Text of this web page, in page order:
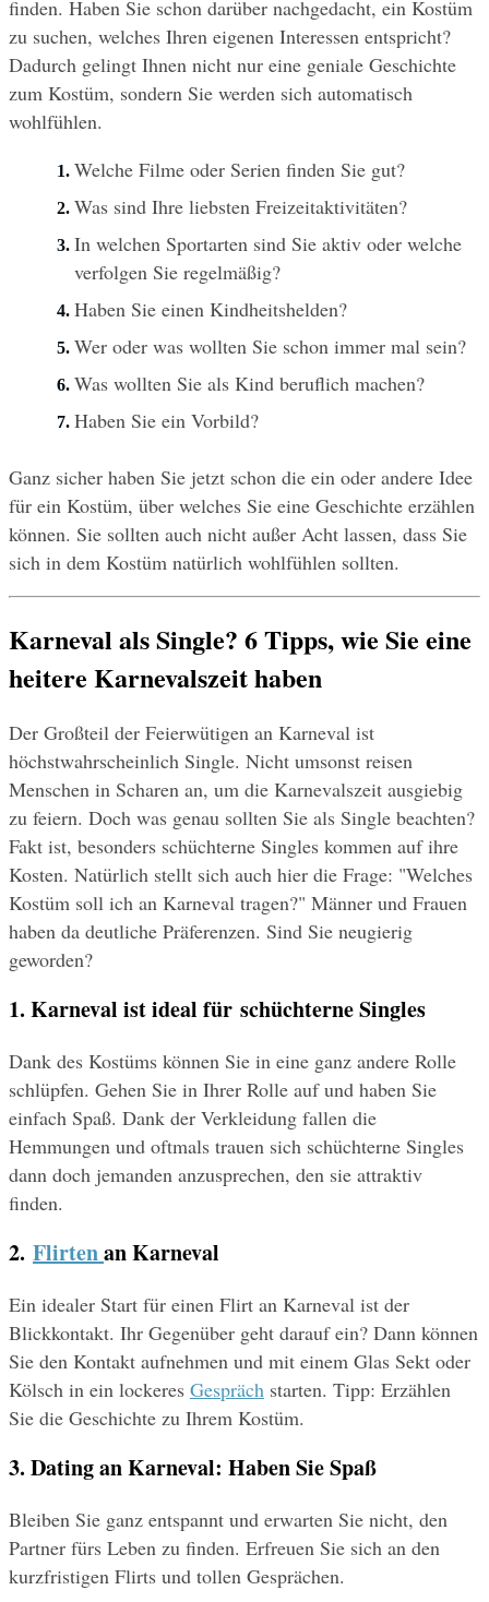
finden. Haben Sie schon darüber nachgedacht, ein Kostüm
zu suchen, welches Ihren eigenen Interessen entspricht?
Dadurch gelingt Ihnen nicht nur eine geniale Geschichte
zum Kostüm, sondern Sie werden sich automatisch
wohlfühlen.
Welche Filme oder Serien finden Sie gut?
Was sind Ihre liebsten Freizeitaktivitäten?
In welchen Sportarten sind Sie aktiv oder welche
verfolgen Sie regelmäßig?
Haben Sie einen Kindheitshelden?
Wer oder was wollten Sie schon immer mal sein?
Was wollten Sie als Kind beruflich machen?
Haben Sie ein Vorbild?
Ganz sicher haben Sie jetzt schon die ein oder andere Idee
für ein Kostüm, über welches Sie eine Geschichte erzählen
können. Sie sollten auch nicht außer Acht lassen, dass Sie
sich in dem Kostüm natürlich wohlfühlen sollten.
Karneval als Single? 6 Tipps, wie Sie eine
heitere Karnevalszeit haben
Der Großteil der Feierwütigen an Karneval ist
höchstwahrscheinlich Single. Nicht umsonst reisen
Menschen in Scharen an, um die Karnevalszeit ausgiebig
zu feiern. Doch was genau sollten Sie als Single beachten?
Fakt ist, besonders schüchterne Singles kommen auf ihre
Kosten. Natürlich stellt sich auch hier die Frage: "Welches
Kostüm soll ich an Karneval tragen?" Männer und Frauen
haben da deutliche Präferenzen. Sind Sie neugierig
geworden?
1. Karneval ist ideal für schüchterne Singles
Dank des Kostüms können Sie in eine ganz andere Rolle
schlüpfen. Gehen Sie in Ihrer Rolle auf und haben Sie
einfach Spaß. Dank der Verkleidung fallen die
Hemmungen und oftmals trauen sich schüchterne Singles
dann doch jemanden anzusprechen, den sie attraktiv
finden.
2. Flirten an Karneval
Ein idealer Start für einen Flirt an Karneval ist der
Blickkontakt. Ihr Gegenüber geht darauf ein? Dann können
Sie den Kontakt aufnehmen und mit einem Glas Sekt oder
Kölsch in ein lockeres Gespräch starten. Tipp: Erzählen
Sie die Geschichte zu Ihrem Kostüm.
3. Dating an Karneval: Haben Sie Spaß
Bleiben Sie ganz entspannt und erwarten Sie nicht, den
Partner fürs Leben zu finden. Erfreuen Sie sich an den
kurzfristigen Flirts und tollen Gesprächen.